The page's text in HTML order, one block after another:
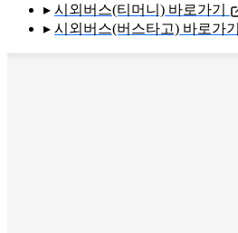
▸ 시외버스(티머니) 바로가기
▸ 시외버스(버스타고) 바로가기